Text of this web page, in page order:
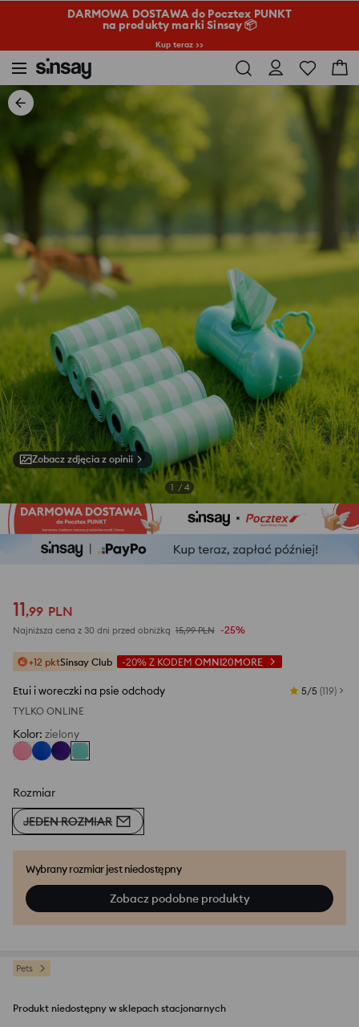
DARMOWA DOSTAWA do Pocztex PUNKT
na produkty marki Sinsay 📦
Kup teraz >>
Zobacz zdjęcia z opinii
1 / 4
11,99 PLN
Najniższa cena z 30 dni przed obniżką 15,99 PLN -25%
+12 pktSinsay Club -20% Z KODEM OMNI20MORE
Etui i woreczki na psie odchody 5/5 (119)
TYLKO ONLINE
Kolor: zielony
Rozmiar
JEDEN ROZMIAR
Wybrany rozmiar jest niedostępny
Zobacz podobne produkty
Pets
Produkt niedostępny w sklepach stacjonarnych